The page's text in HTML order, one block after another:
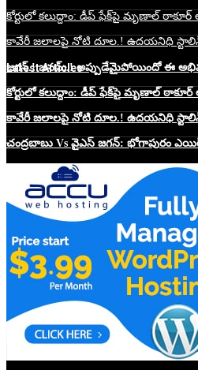
కోర్టులో కలుద్దాం: డీప్ ఫేక్‌పై మృణాల్ ఠాకూర్
కావేరీ జలాలపై నోటి దూల.! ఉదయనిధి స్టాలిన్
Latest Articles
జగన్.! జనమ్.! అప్పుడేమైపోయిందో ఈ
కోర్టులో కలుద్దాం: డీప్ ఫేక్‌పై మృణాల్ ఠాకూర్
కావేరీ జలాలపై నోటి దూల.! ఉదయనిధి స్టాలిన్
చంద్రబాబు Vs వైఎస్ జగన్: భోగాపురం
Website Hosting Sponser